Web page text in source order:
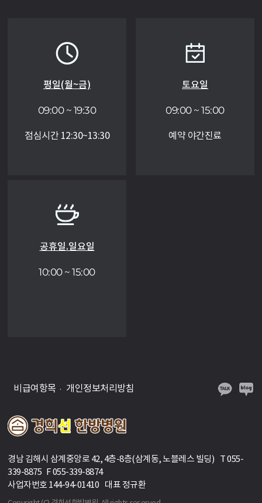
평일(월~금)
09:00 ~ 19:30
점심시간 12:30~13:30
토요일
09:00 ~ 15:00
예약 야간진료
공휴일.일요일
10:00 ~ 15:00
비급여항목 개인정보처리방침
경남 김해시 삼계중앙로 42, 4층-8층(삼계동, 노블레스 빌딩) T 055-
339-8875 F 055-339-8874
사업자번호 144-94-01410 대표 정규환